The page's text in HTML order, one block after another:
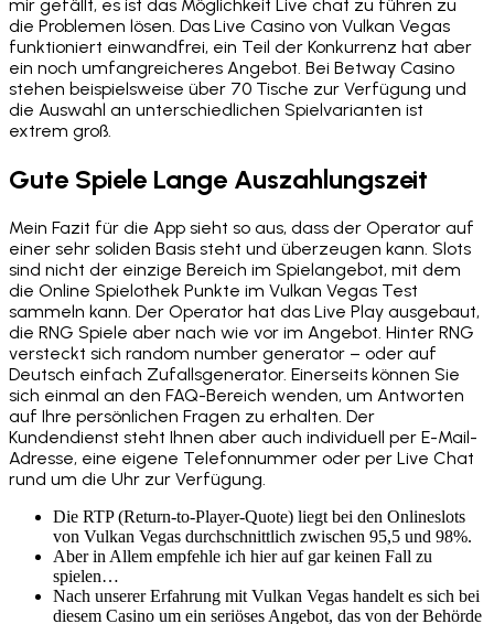
mir gefällt, es ist das Möglichkeit Live chat zu führen zu
die Problemen lösen. Das Live Casino von Vulkan Vegas
funktioniert einwandfrei, ein Teil der Konkurrenz hat aber
ein noch umfangreicheres Angebot. Bei Betway Casino
stehen beispielsweise über 70 Tische zur Verfügung und
die Auswahl an unterschiedlichen Spielvarianten ist
extrem groß.
Gute Spiele Lange Auszahlungszeit
Mein Fazit für die App sieht so aus, dass der Operator auf
einer sehr soliden Basis steht und überzeugen kann. Slots
sind nicht der einzige Bereich im Spielangebot, mit dem
die Online Spielothek Punkte im Vulkan Vegas Test
sammeln kann. Der Operator hat das Live Play ausgebaut,
die RNG Spiele aber nach wie vor im Angebot. Hinter RNG
versteckt sich random number generator – oder auf
Deutsch einfach Zufallsgenerator. Einerseits können Sie
sich einmal an den FAQ-Bereich wenden, um Antworten
auf Ihre persönlichen Fragen zu erhalten. Der
Kundendienst steht Ihnen aber auch individuell per E-Mail-
Adresse, eine eigene Telefonnummer oder per Live Chat
rund um die Uhr zur Verfügung.
Die RTP (Return-to-Player-Quote) liegt bei den Onlineslots
von Vulkan Vegas durchschnittlich zwischen 95,5 und 98%.
Aber in Allem empfehle ich hier auf gar keinen Fall zu
spielen…
Nach unserer Erfahrung mit Vulkan Vegas handelt es sich bei
diesem Casino um ein seriöses Angebot, das von der Behörde